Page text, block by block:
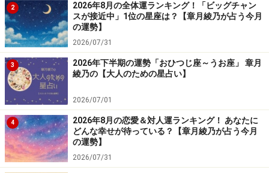
2
2026年8月の全体運ランキング！「ビッグチャン
スが接近中」1位の星座は？【章月綾乃が占う今月
の運勢】
2026/07/31
3
2026年下半期の運勢「おひつじ座～うお座」 章月
綾乃の【大人のための星占い】
2026/07/01
4
2026年8月の恋愛＆対人運ランキング！ あなたに
どんな幸せが待っている？【章月綾乃が占う今月
の運勢】
2026/07/31